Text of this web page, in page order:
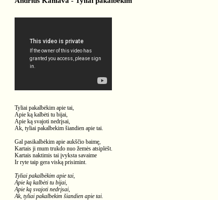
Tyliai pakalbėkim apie tai,
Apie ką kalbėti tu bijai,
Apie ką svajoti nedrįsai,
Ak, tyliai pakalbekim šiandien apie tai.
Gal pasikalbėkim apie aukščio baimę,
Kartais ji mum trukdo nuo žemės atsiplėšt.
Kartais naktimis tai įvyksta savaime
Ir ryte taip gera viską prisimint.
Tyliai pakalbėkim apie tai,
Apie ką kalbėti tu bijai,
Apie ką svajoti nedrįsai,
Ak, tyliai pakalbekim šiandien apie tai.